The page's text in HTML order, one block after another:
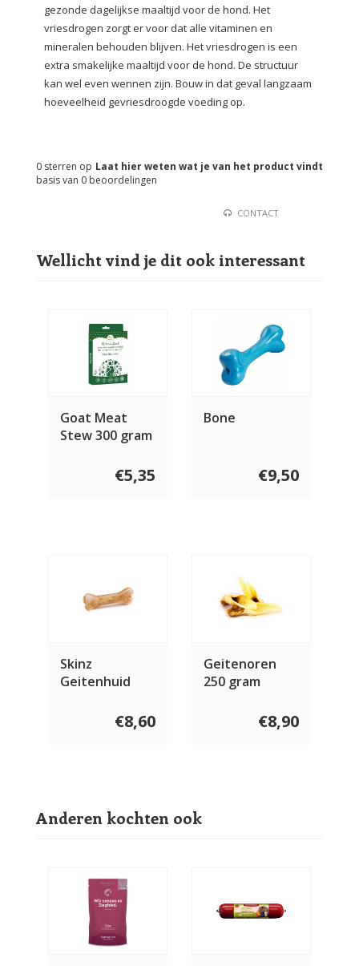
gezonde dagelijkse maaltijd voor de hond. Het
vriesdrogen zorgt er voor dat alle vitaminen en
mineralen behouden blijven. Het vriesdrogen is een
extra smakelijke maaltijd voor de hond. De structuur
kan wel even wennen zijn. Bouw in dat geval langzaam
hoeveelheid gevriesdroogde voeding op.
Laat hier weten wat je van het product vindt
0 sterren op
basis van 0 beoordelingen
CONTACT
Wellicht vind je dit ook interessant
Goat Meat
Stew 300 gram
€5,35
Bone
€9,50
Skinz
Geitenhuid
€8,60
Geitenoren
250 gram
€8,90
Anderen kochten ook